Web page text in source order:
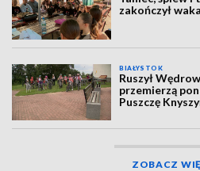
zakończył
BIAŁYSTOK
Ruszył
przemierzą
Puszczę
ZOBACZ